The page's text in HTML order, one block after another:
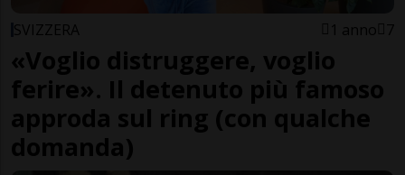
SVIZZERA 1 anno 7
«Voglio distruggere, voglio
ferire». Il detenuto più famoso
approda sul ring (con qualche
domanda)